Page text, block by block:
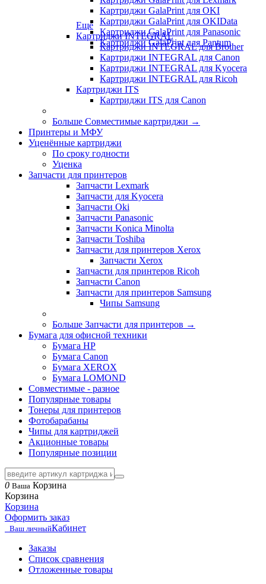
Картриджи GalaPrint для OKI
Картриджи GalaPrint для OKIData
Картриджи GalaPrint для Panasonic
Картриджи GalaPrint для Pantum
Еще
Картриджи INTEGRAL
Картриджи INTEGRAL для Brother
Картриджи INTEGRAL для Canon
Картриджи INTEGRAL для Kyocera
Картриджи INTEGRAL для Ricoh
Картриджи ITS
Картриджи ITS для Canon
Больше Совместимые картриджи →
Принтеры и МФУ
Уценённые картриджи
По сроку годности
Уценка
Запчасти для принтеров
Запчасти Lexmark
Запчасти для Kyocera
Запчасти Oki
Запчасти Panasonic
Запчасти Koniсa Minolta
Запчасти Toshiba
Запчасти для принтеров Xerox
Запчасти Xerox
Запчасти для принтеров Ricoh
Запчасти Canon
Запчасти для принтеров Samsung
Чипы Samsung
Больше Запчасти для принтеров →
Бумага для офисной техники
Бумага HP
Бумага Canon
Бумага XEROX
Бумага LOMOND
Совместимые - разное
Популярные товары
Тонеры для принтеров
Фотобарабаны
Чипы для картриджей
Акционные товары
Популярные позиции
0 Ваша Корзина
Корзина
Корзина
Оформить заказ
Ваш личныйКабинет
Заказы
Список сравнения
Отложенные товары